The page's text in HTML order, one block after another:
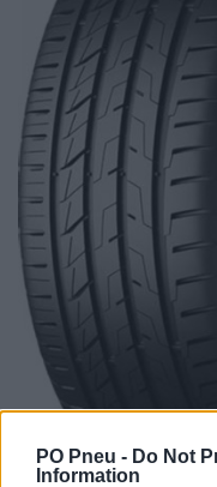
PO Pneu - Do Not
Information